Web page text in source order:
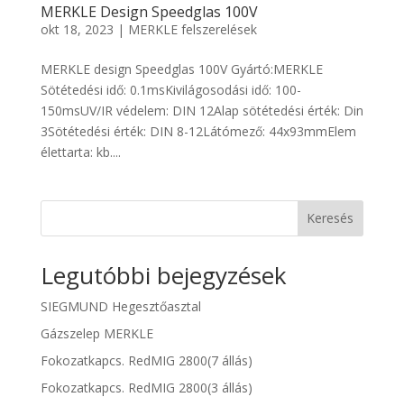
MERKLE Design Speedglas 100V
okt 18, 2023 | MERKLE felszerelések
MERKLE design Speedglas 100V Gyártó:MERKLE
Sötétedési idő: 0.1msKivilágosodási idő: 100-
150msUV/IR védelem: DIN 12Alap sötétedési érték: Din
3Sötétedési érték: DIN 8-12Látómező: 44x93mmElem
élettarta: kb....
Keresés
Legutóbbi bejegyzések
SIEGMUND Hegesztőasztal
Gázszelep MERKLE
Fokozatkapcs. RedMIG 2800(7 állás)
Fokozatkapcs. RedMIG 2800(3 állás)